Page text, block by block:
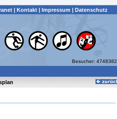
| Kontakt | Impressum | Datenschutz
Besucher: 4748382